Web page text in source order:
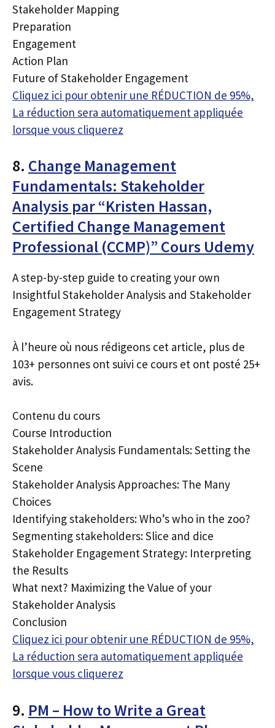
Stakeholder Mapping
Preparation
Engagement
Action Plan
Future of Stakeholder Engagement
Cliquez ici pour obtenir une RÉDUCTION de 95%,
La réduction sera automatiquement appliquée
lorsque vous cliquerez
8. Change Management
Fundamentals: Stakeholder
Analysis par “Kristen Hassan,
Certified Change Management
Professional (CCMP)” Cours Udemy
A step-by-step guide to creating your own
Insightful Stakeholder Analysis and Stakeholder
Engagement Strategy
À l’heure où nous rédigeons cet article, plus de
103+ personnes ont suivi ce cours et ont posté 25+
avis.
Contenu du cours
Course Introduction
Stakeholder Analysis Fundamentals: Setting the
Scene
Stakeholder Analysis Approaches: The Many
Choices
Identifying stakeholders: Who’s who in the zoo?
Segmenting stakeholders: Slice and dice
Stakeholder Engagement Strategy: Interpreting
the Results
What next? Maximizing the Value of your
Stakeholder Analysis
Conclusion
Cliquez ici pour obtenir une RÉDUCTION de 95%,
La réduction sera automatiquement appliquée
lorsque vous cliquerez
9. PM – How to Write a Great